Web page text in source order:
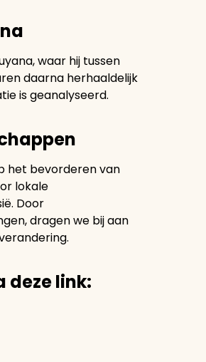
waar hij tussen
daarna herhaaldelijk
is geanalyseerd.
het bevorderen van
lokale
Door
dragen we bij aan
deze link: